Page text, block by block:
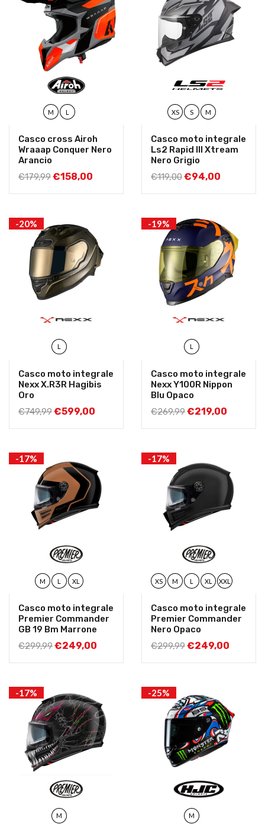
M L
Casco cross Airoh
Wraaap Conquer Nero
Arancio
€179,99€158,00
XS S M
Casco moto integrale
Ls2 Rapid III Xtream
Nero Grigio
€119,00€94,00
-20%
L
Casco moto integrale
Nexx X.R3R Hagibis
Oro
€749,99€599,00
-19%
L
Casco moto integrale
Nexx Y100R Nippon
Blu Opaco
€269,99€219,00
-17%
M L XL
Casco moto integrale
Premier Commander
GB 19 Bm Marrone
€299,99€249,00
-17%
XS M L XL XXL
Casco moto integrale
Premier Commander
Nero Opaco
€299,99€249,00
-17%
M
-25%
M